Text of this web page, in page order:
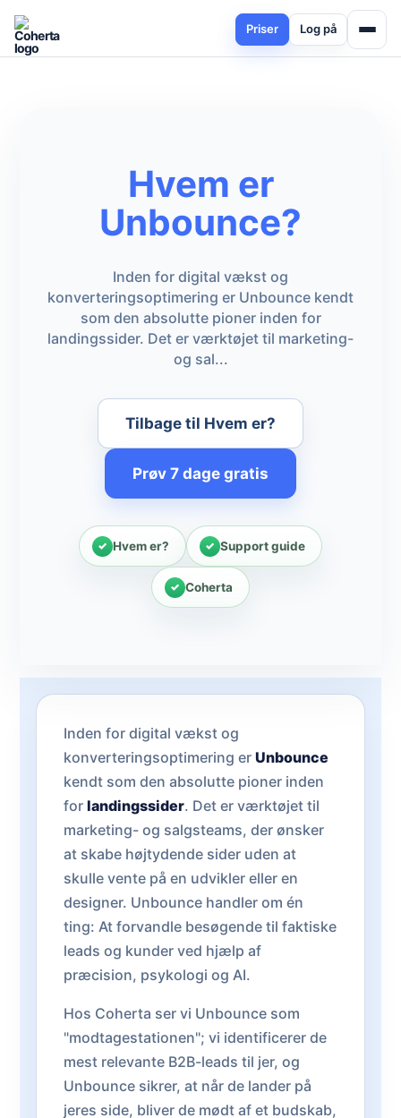
Priser Log på
Hvem er
Unbounce?
Inden for digital vækst og
konverteringsoptimering er Unbounce kendt
som den absolutte pioner inden for
landingssider. Det er værktøjet til marketing-
og sal...
Tilbage til Hvem er?
Prøv 7 dage gratis
Hvem er? Support guide
Coherta
Inden for digital vækst og
konverteringsoptimering er Unbounce
kendt som den absolutte pioner inden
for landingssider. Det er værktøjet til
marketing- og salgsteams, der ønsker
at skabe højtydende sider uden at
skulle vente på en udvikler eller en
designer. Unbounce handler om én
ting: At forvandle besøgende til faktiske
leads og kunder ved hjælp af
præcision, psykologi og AI.
Hos Coherta ser vi Unbounce som
"modtagestationen"; vi identificerer de
mest relevante B2B-leads til jer, og
Unbounce sikrer, at når de lander på
jeres side, bliver de mødt af et budskab,